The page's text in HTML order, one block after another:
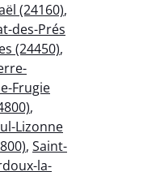
(24160),
des-Prés
(24450),
Frugie
,
Lizonne
, Saint-
la-